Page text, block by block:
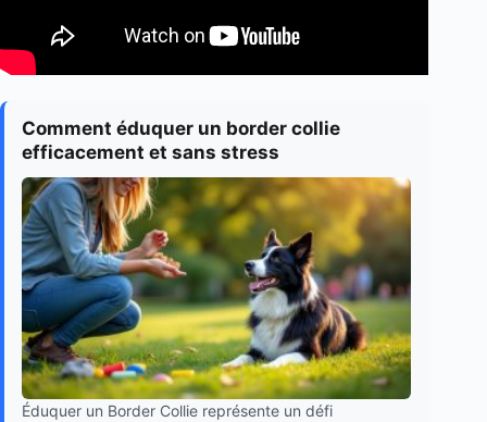
Comment éduquer un border collie
efficacement et sans stress
Éduquer un Border Collie représente un défi